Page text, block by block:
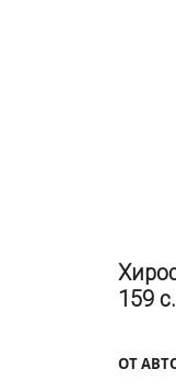
159
ОТ